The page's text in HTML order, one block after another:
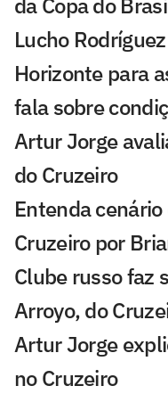
Lucho
Horizonte para
fala sobre
Artur Jorge
do Cruzeiro
Entenda
Cruzeiro por
Clube russo faz
Arroyo, do
Artur Jorge
no Cruzeiro